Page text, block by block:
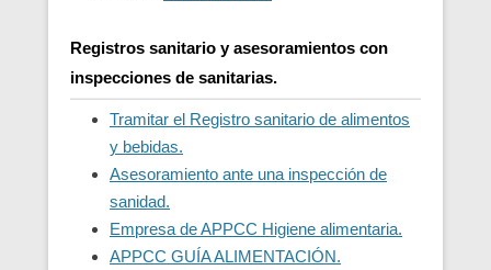
Registros sanitario y asesoramientos con
inspecciones de sanitarias.
Tramitar el Registro sanitario de alimentos
y bebidas.
Asesoramiento ante una inspección de
sanidad.
Empresa de APPCC Higiene alimentaria.
APPCC GUÍA ALIMENTACIÓN.